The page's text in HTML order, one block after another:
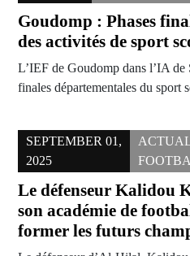
Goudomp : Phases
des activités de sport
L’IEF de Goudomp dans l’IA de
finales départementales du
SEPTEMBER 01,
2025
Le défenseur Kalidou
son académie de
former les futurs